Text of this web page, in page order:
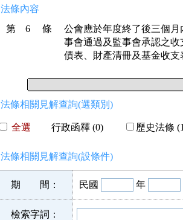
法條內容
第 6 條
公會應於年度終了後三個
事會通過及監事會承認之
債表、財產清冊及基金收
法條相關見解查詢(選類別)
全選 行政函釋 (0) 歷史法條
法條相關見解查詢(設條件)
期 間： 民國 年
檢索字詞：